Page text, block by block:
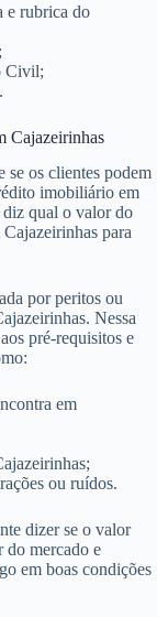
e rubrica do
Civil;
Cajazeirinhas
se os clientes podem
imobiliário em
diz qual o valor do
para
por peritos ou
Nessa
pré-requisitos e
em
ou ruídos.
dizer se o valor
do mercado e
em boas condições